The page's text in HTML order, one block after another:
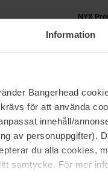
Information
Bangerhead
för att använda
innehåll/
av personuppgifter).
du alla cookies,
samtycke. För mer
NYX
1 g
NYX
Fat Oil
15 €